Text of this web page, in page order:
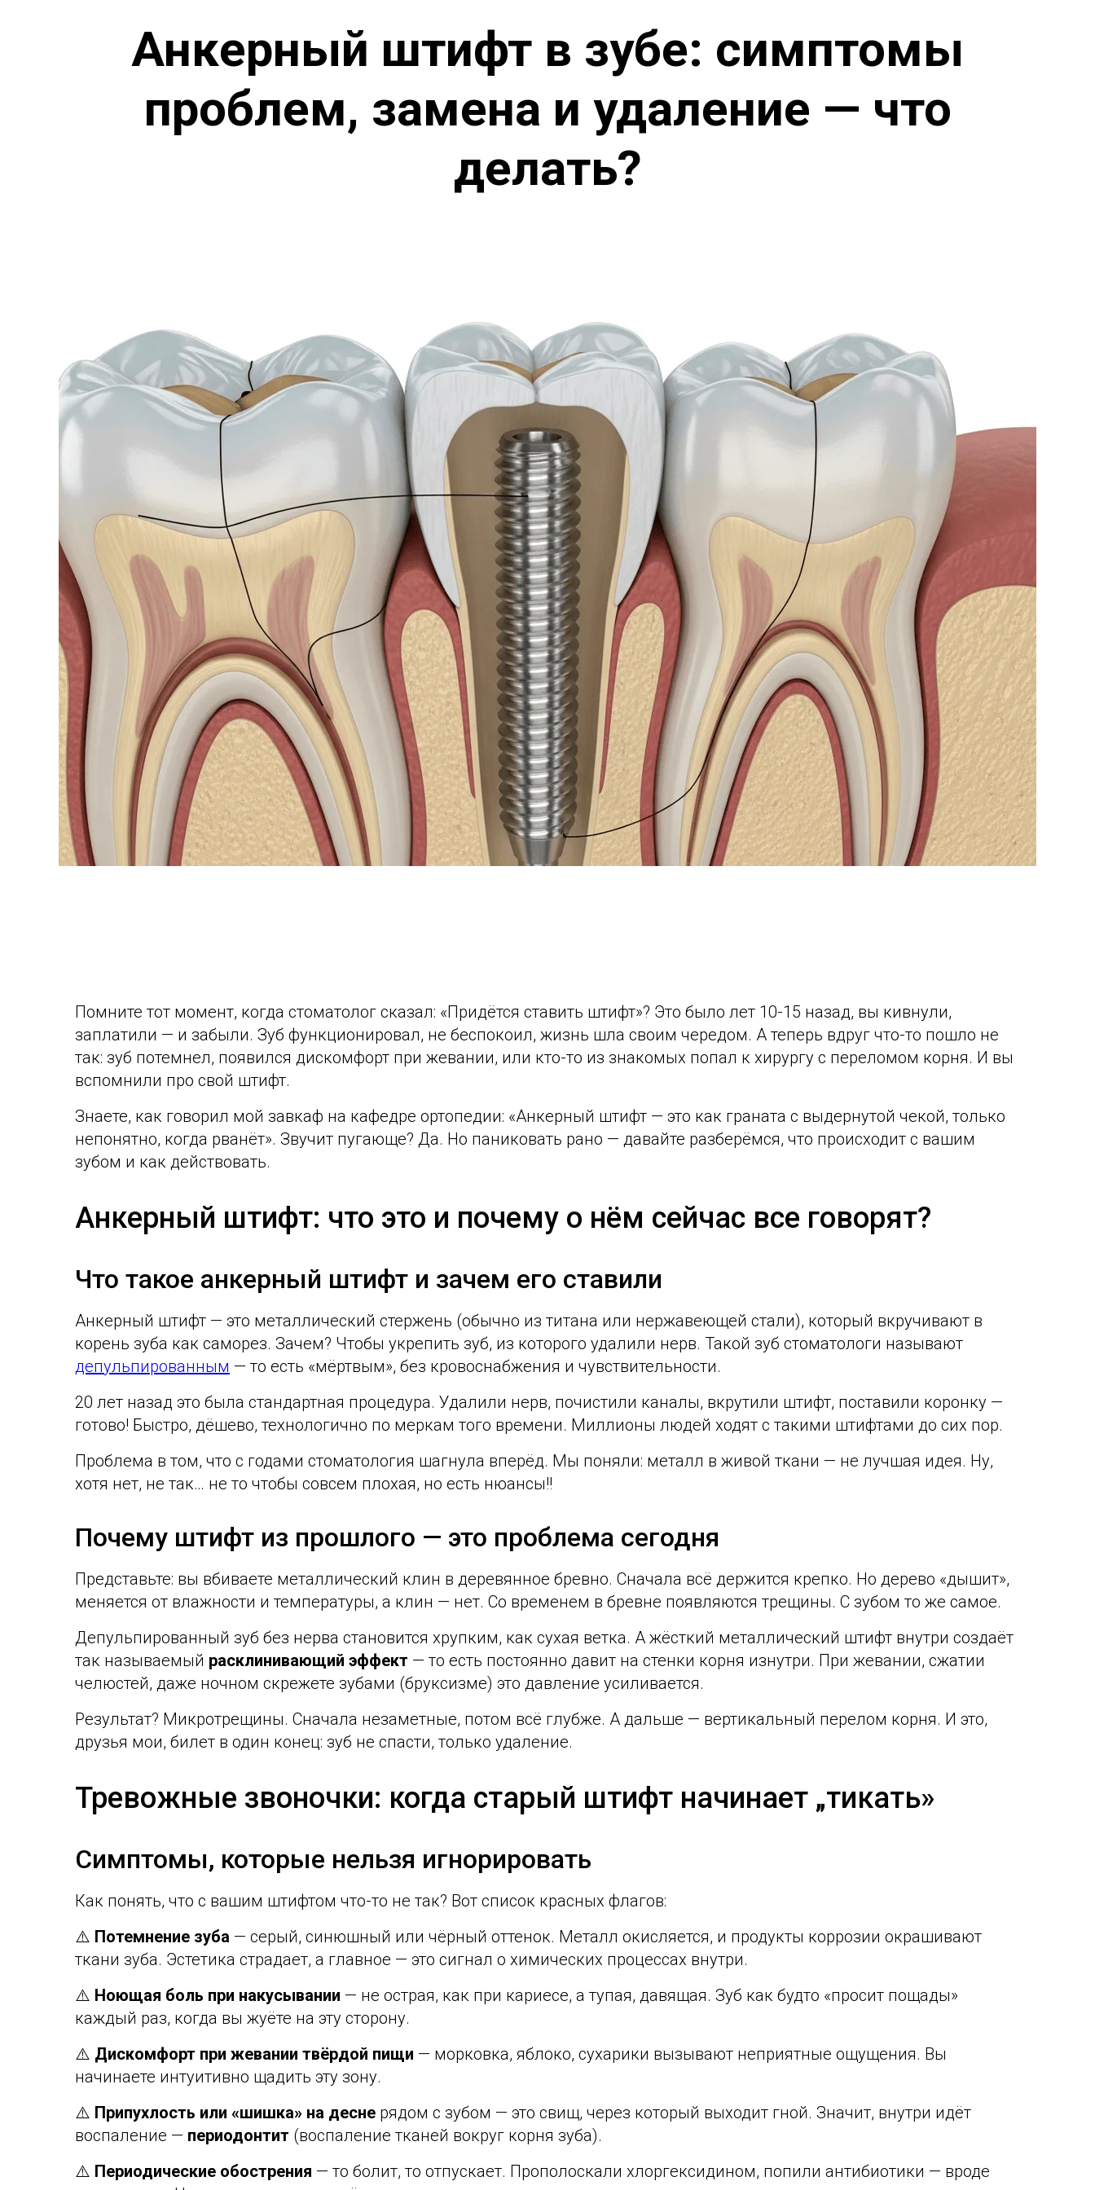
Анкерный штифт в зубе: симптомы
проблем, замена и удаление — что
делать?
Помните тот момент, когда стоматолог сказал: «Придётся ставить штифт»? Это было лет 10-15 назад, вы кивнули,
заплатили — и забыли. Зуб функционировал, не беспокоил, жизнь шла своим чередом. А теперь вдруг что-то пошло не
так: зуб потемнел, появился дискомфорт при жевании, или кто-то из знакомых попал к хирургу с переломом корня. И вы
вспомнили про свой штифт.
Знаете, как говорил мой завкаф на кафедре ортопедии: «Анкерный штифт — это как граната с выдернутой чекой, только
непонятно, когда рванёт». Звучит пугающе? Да. Но паниковать рано — давайте разберёмся, что происходит с вашим
зубом и как действовать.
Анкерный штифт: что это и почему о нём сейчас все говорят?
Что такое анкерный штифт и зачем его ставили
Анкерный штифт — это металлический стержень (обычно из титана или нержавеющей стали), который вкручивают в
корень зуба как саморез. Зачем? Чтобы укрепить зуб, из которого удалили нерв. Такой зуб стоматологи называют
депульпированным — то есть «мёртвым», без кровоснабжения и чувствительности.
20 лет назад это была стандартная процедура. Удалили нерв, почистили каналы, вкрутили штифт, поставили коронку —
готово! Быстро, дёшево, технологично по меркам того времени. Миллионы людей ходят с такими штифтами до сих пор.
Проблема в том, что с годами стоматология шагнула вперёд. Мы поняли: металл в живой ткани — не лучшая идея. Ну,
хотя нет, не так… не то чтобы совсем плохая, но есть нюансы!!
Почему штифт из прошлого — это проблема сегодня
Представьте: вы вбиваете металлический клин в деревянное бревно. Сначала всё держится крепко. Но дерево «дышит»,
меняется от влажности и температуры, а клин — нет. Со временем в бревне появляются трещины. С зубом то же самое.
Депульпированный зуб без нерва становится хрупким, как сухая ветка. А жёсткий металлический штифт внутри создаёт
так называемый расклинивающий эффект — то есть постоянно давит на стенки корня изнутри. При жевании, сжатии
челюстей, даже ночном скрежете зубами (бруксизме) это давление усиливается.
Результат? Микротрещины. Сначала незаметные, потом всё глубже. А дальше — вертикальный перелом корня. И это,
друзья мои, билет в один конец: зуб не спасти, только удаление.
Тревожные звоночки: когда старый штифт начинает „тикать»
Симптомы, которые нельзя игнорировать
Как понять, что с вашим штифтом что-то не так? Вот список красных флагов:
⚠️ Потемнение зуба — серый, синюшный или чёрный оттенок. Металл окисляется, и продукты коррозии окрашивают
ткани зуба. Эстетика страдает, а главное — это сигнал о химических процессах внутри.
⚠️ Ноющая боль при накусывании — не острая, как при кариесе, а тупая, давящая. Зуб как будто «просит пощады»
каждый раз, когда вы жуёте на эту сторону.
⚠️ Дискомфорт при жевании твёрдой пищи — морковка, яблоко, сухарики вызывают неприятные ощущения. Вы
начинаете интуитивно щадить эту зону.
⚠️ Припухлость или «шишка» на десне рядом с зубом — это свищ, через который выходит гной. Значит, внутри идёт
воспаление — периодонтит (воспаление тканей вокруг корня зуба).
⚠️ Периодические обострения — то болит, то отпускает. Прополоскали хлоргексидином, попили антибиотики — вроде